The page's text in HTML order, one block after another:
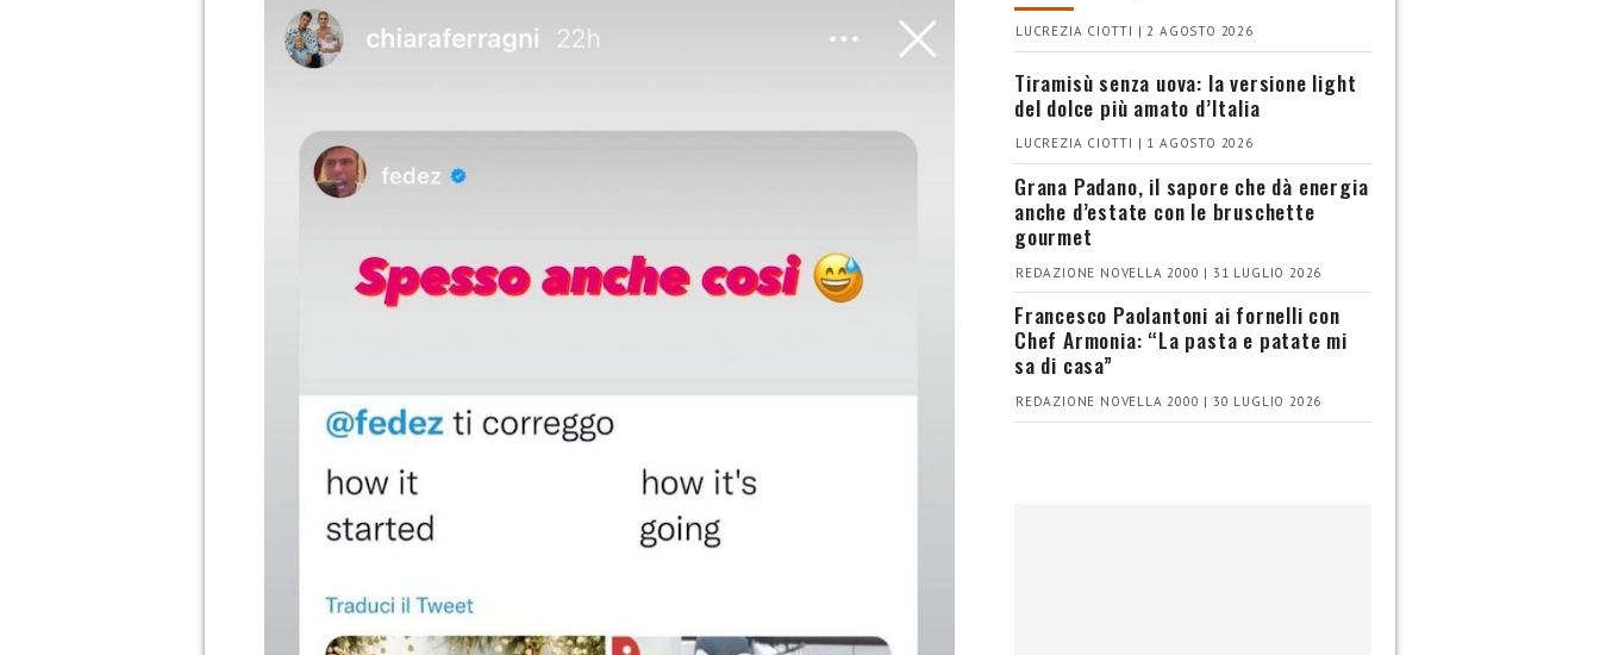
LUCREZIA CIOTTI | 2 AGOSTO 2026
Tiramisù senza uova: la versione light
del dolce più amato d’Italia
LUCREZIA CIOTTI | 1 AGOSTO 2026
Grana Padano, il sapore che dà energia
anche d’estate con le bruschette
gourmet
REDAZIONE NOVELLA 2000 | 31 LUGLIO 2026
Francesco Paolantoni ai fornelli con
Chef Armonia: “La pasta e patate mi
sa di casa”
REDAZIONE NOVELLA 2000 | 30 LUGLIO 2026